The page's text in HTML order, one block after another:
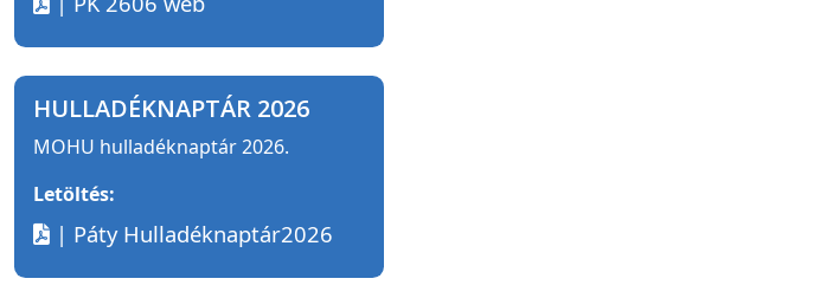
HULLADÉKNAPTÁR 2026
MOHU hulladéknaptár 2026.
Letöltés:
| Páty Hulladéknaptár2026